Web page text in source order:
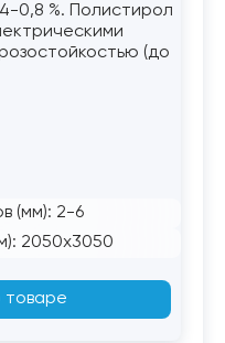
0,8 %. Полистирол
(до
(мм): 2-6
2050x3050
товаре